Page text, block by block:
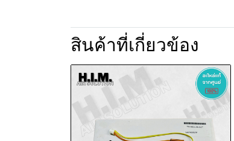
สินค้าที่เกี่ยวข้อง